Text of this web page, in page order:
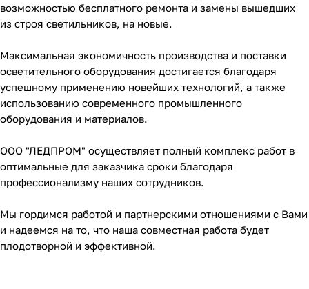
возможностью бесплатного ремонта и замены вышедших
из строя светильников, на новые.
Максимальная экономичность производства и поставки
осветительного оборудования достигается благодаря
успешному применению новейших технологий, а также
использованию современного промышленного
оборудования и материалов.
ООО "ЛЕДПРОМ" осуществляет полный комплекс работ в
оптимальные для заказчика сроки благодаря
профессионализму наших сотрудников.
Мы гордимся работой и партнерскими отношениями с Вами
и надеемся на то, что наша совместная работа будет
плодотворной и эффективной.